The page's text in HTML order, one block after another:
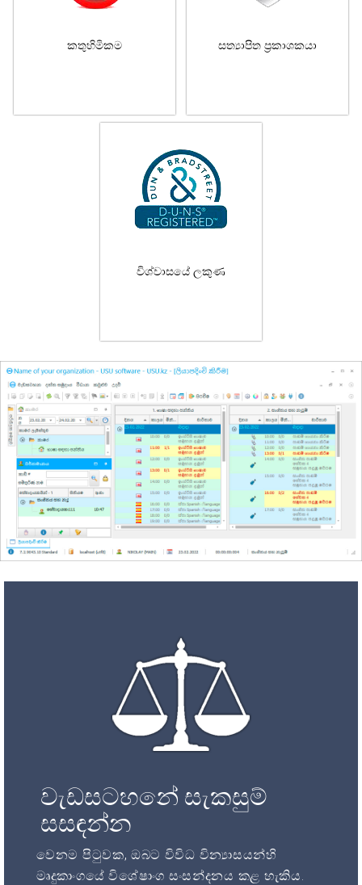
කතුහිමිකම සත්‍යාපිත ප්‍රකාශකයා
විශ්වාසයේ ලකුණ
වැඩසටහනේ සැකසුම්
සසඳන්න
වෙනම පිටුවක, ඔබට විවිධ වින්‍යාසයන්හි
මෘදුකාංගයේ විශේෂාංග සංසන්දනය කළ හැකිය.